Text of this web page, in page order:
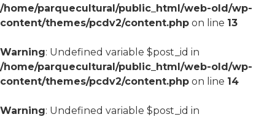
/home/parquecultural/public_html/web-old/wp-
content/themes/pcdv2/content.php on line 13
Warning: Undefined variable $post_id in
/home/parquecultural/public_html/web-old/wp-
content/themes/pcdv2/content.php on line 14
Warning: Undefined variable $post_id in